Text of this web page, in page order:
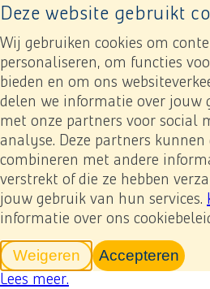
Deze website gebruikt
Wij gebruiken cookies om
personaliseren, om functies
bieden en om ons
delen we informatie over jouw
met onze partners voor social
analyse. Deze partners kunnen
combineren met andere
verstrekt of die ze hebben
jouw gebruik van hun services.
informatie over ons
Weigerentracking scripts
Accepteren
tracking
Naar home pagina
Jaarverslag 2024 Jaarrekening
1. Geconsolideerde winst-en-
Lees meerover1.
.
2a. Geconsolideerd overzicht
Lees meer over 2a.
2b. Geconsolideerd overzicht
eigen vermogen
Lees meerover
.
PreviousNext